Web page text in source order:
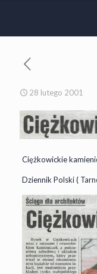
28 lutego 2001
Ciężkowickie
Dziennik Polski (